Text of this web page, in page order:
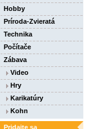
Hobby
Príroda-Zvieratá
Technika
Počítače
Zábava
Video
Hry
Karikatúry
Kohn
Pridajte sa